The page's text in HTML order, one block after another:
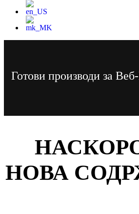
Готови производи за
НОВА